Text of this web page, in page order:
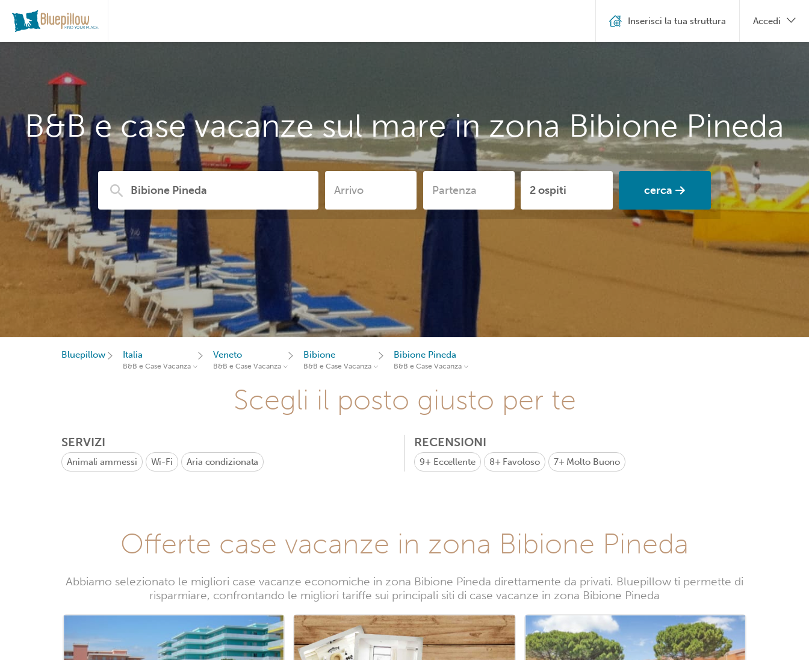
B&B e case vacanze sul mare in zona Bibione Pineda
cerca
Inserisci la tua struttura Accedi
Bluepillow Italia
B&B e Case Vacanza
Veneto
B&B e Case Vacanza
Bibione
B&B e Case Vacanza
Bibione Pineda
B&B e Case Vacanza
Scegli il posto giusto per te
SERVIZI
Animali ammessi Wi-Fi Aria condizionata
RECENSIONI
9+ Eccellente 8+ Favoloso 7+ Molto Buono
Offerte case vacanze in zona Bibione Pineda
Abbiamo selezionato le migliori case vacanze economiche in zona Bibione Pineda direttamente da privati. Bluepillow ti permette di
risparmiare, confrontando le migliori tariffe sui principali siti di case vacanze in zona Bibione Pineda